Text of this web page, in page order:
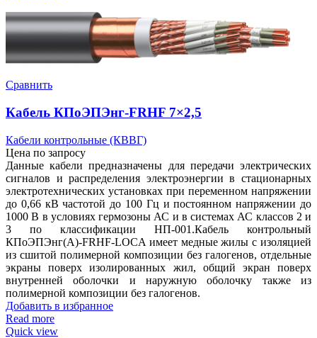
Сравнить
Кабель КПоЭПЭнг-FRHF 7×2,5
Кабели контрольные (КВВГ)
Цена по запросу
Данные кабели предназначены для передачи электрических
сигналов и распределения электроэнергии в стационарных
электротехнических установках при переменном напряжении
до 0,66 кВ частотой до 100 Гц и постоянном напряжении до
1000 В в условиях гермозоны АС и в системах АС классов 2 и
3 по классификации НП-001.Кабель контрольный
КПоЭПЭнг(А)-FRHF-LOCA имеет медные жилы с изоляцией
из сшитой полимерной композиции без галогенов, отдельные
экраны поверх изолированных жил, общий экран поверх
внутренней оболочки и наружную оболочку также из
полимерной композиции без галогенов.
Добавить в избранное
Read more
Quick view